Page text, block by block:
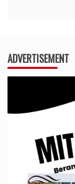
ADVERTISEMENT